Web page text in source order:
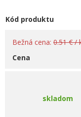
Kód produktu
Bežná cena: 0.51 € /
Cena
skladom